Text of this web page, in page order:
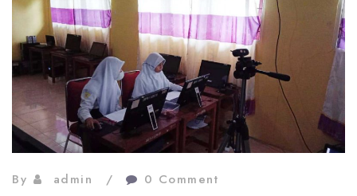
By admin 0 Comment